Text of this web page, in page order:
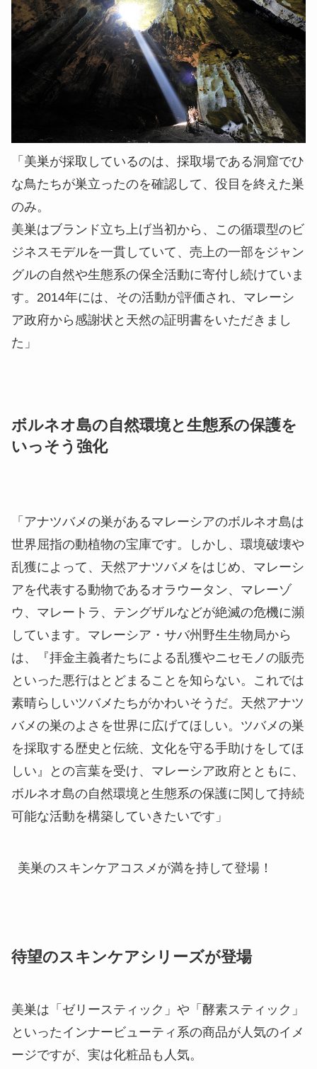
「美巣が採取しているのは、採取場である洞窟でひ
な鳥たちが巣立ったのを確認して、役目を終えた巣
のみ。
美巣はブランド立ち上げ当初から、この循環型のビ
ジネスモデルを一貫していて、売上の一部をジャン
グルの自然や生態系の保全活動に寄付し続けていま
す。2014年には、その活動が評価され、マレーシ
ア政府から感謝状と天然の証明書をいただきまし
た」
ボルネオ島の自然環境と生態系の保護を
いっそう強化
「アナツバメの巣があるマレーシアのボルネオ島は
世界屈指の動植物の宝庫です。しかし、環境破壊や
乱獲によって、天然アナツバメをはじめ、マレーシ
アを代表する動物であるオラウータン、マレーゾ
ウ、マレートラ、テングザルなどが絶滅の危機に瀕
しています。マレーシア・サバ州野生生物局から
は、『拝金主義者たちによる乱獲やニセモノの販売
といった悪行はとどまることを知らない。これでは
素晴らしいツバメたちがかわいそうだ。天然アナツ
バメの巣のよさを世界に広げてほしい。ツバメの巣
を採取する歴史と伝統、文化を守る手助けをしてほ
しい』との言葉を受け、マレーシア政府とともに、
ボルネオ島の自然環境と生態系の保護に関して持続
可能な活動を構築していきたいです」
美巣のスキンケアコスメが満を持して登場！
待望のスキンケアシリーズが登場
美巣は「ゼリースティック」や「酵素スティック」
といったインナービューティ系の商品が人気のイメ
ージですが、実は化粧品も人気。